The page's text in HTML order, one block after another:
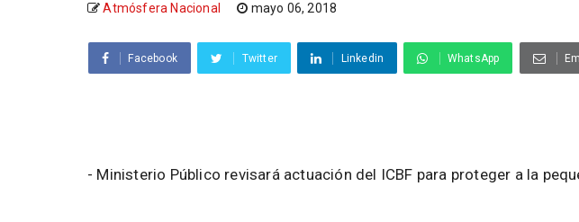
Atmósfera Nacional mayo 06, 2018
Facebook Twitter Linkedin WhatsApp
- Ministerio Público revisará actuación del ICBF para proteger a la